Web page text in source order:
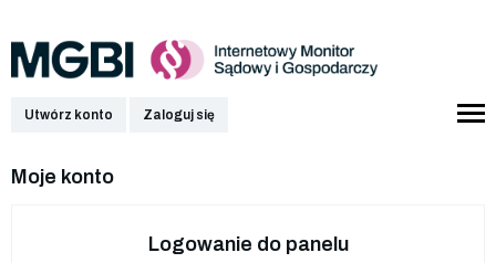
Utwórz konto Zaloguj się
Moje konto
Logowanie do panelu